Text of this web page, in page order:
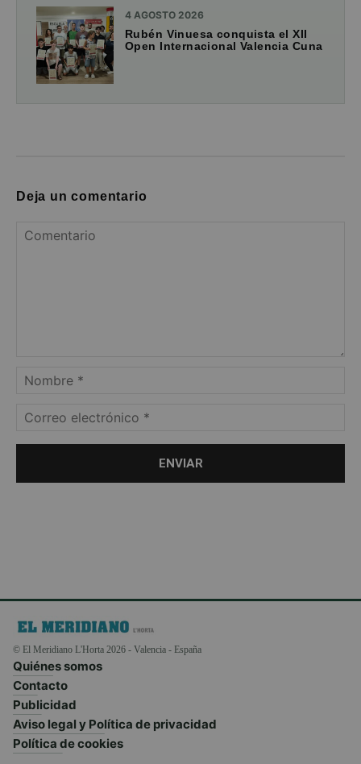
4 AGOSTO 2026
Rubén Vinuesa conquista el XII
Open Internacional Valencia Cuna
Deja un comentario
© El Meridiano L'Horta 2026 - Valencia - España
Quiénes somos
Contacto
Publicidad
Aviso legal y Política de privacidad
Política de cookies